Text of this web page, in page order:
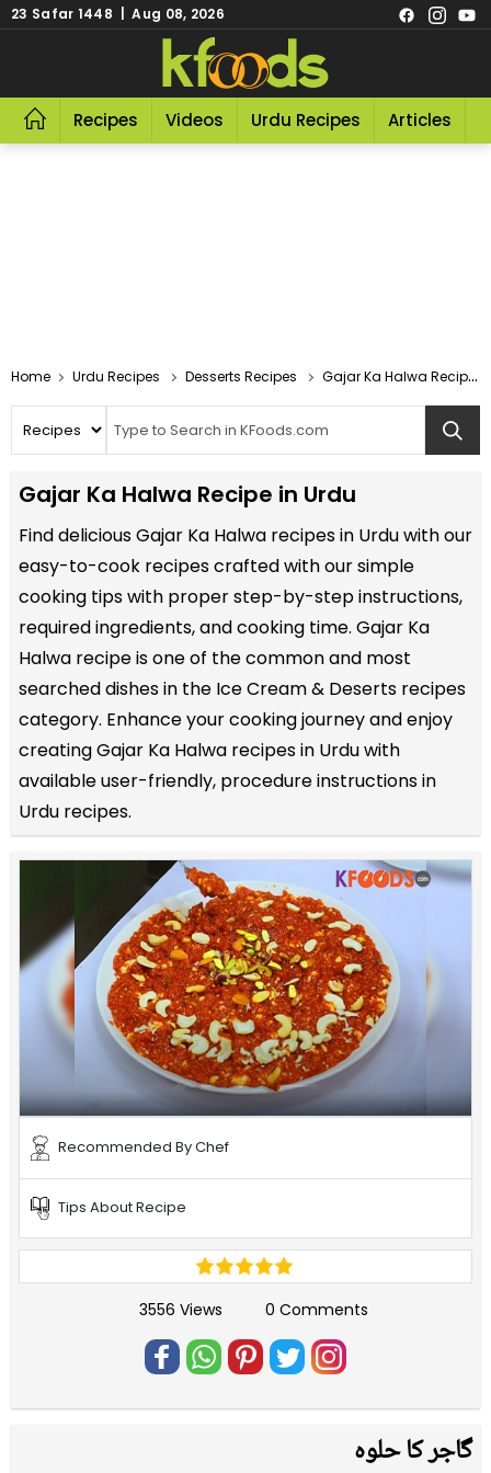
23 Safar 1448 | Aug 08, 2026
Recipes Videos Urdu Recipes Articles
Home Urdu Recipes Desserts Recipes Gajar Ka Halwa Recipe In Urdu
Gajar Ka Halwa Recipe in Urdu
Find delicious Gajar Ka Halwa recipes in Urdu with our
easy-to-cook recipes crafted with our simple
cooking tips with proper step-by-step instructions,
required ingredients, and cooking time. Gajar Ka
Halwa recipe is one of the common and most
searched dishes in the Ice Cream & Deserts recipes
category. Enhance your cooking journey and enjoy
creating Gajar Ka Halwa recipes in Urdu with
available user-friendly, procedure instructions in
Urdu recipes.
Recommended By Chef
Tips About Recipe
3556 Views 0 Comments
گاجر کا حلوہ